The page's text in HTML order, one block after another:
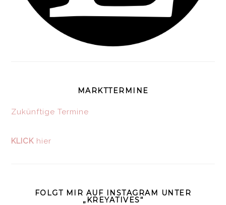
MARKTTERMINE
Zukünftige Termine
KLICK hier
FOLGT MIR AUF INSTAGRAM UNTER
„KREYATIVES“